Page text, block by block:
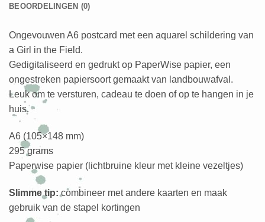
BEOORDELINGEN (0)
Ongevouwen A6 postcard met een aquarel schildering van
a Girl in the Field.
Gedigitaliseerd en gedrukt op PaperWise papier, een
ongestreken papiersoort gemaakt van landbouwafval.
Leuk om te versturen, cadeau te doen of op te hangen in je
huis.
A6 (105×148 mm)
295 grams
Paperwise papier (lichtbruine kleur met kleine vezeltjes)
Slimme tip:combineer met andere kaarten en maak
gebruik van de stapel kortingen